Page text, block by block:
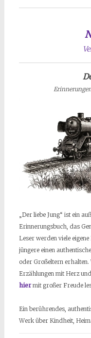
„Der liebe Jung“ ist ein
Erinnerungsbuch, das
Leser werden viele
jüngere einen
oder Großeltern
Erzählungen mit Herz
hiermit großer Freude
Ein berührendes,
Werk über Kindheit,